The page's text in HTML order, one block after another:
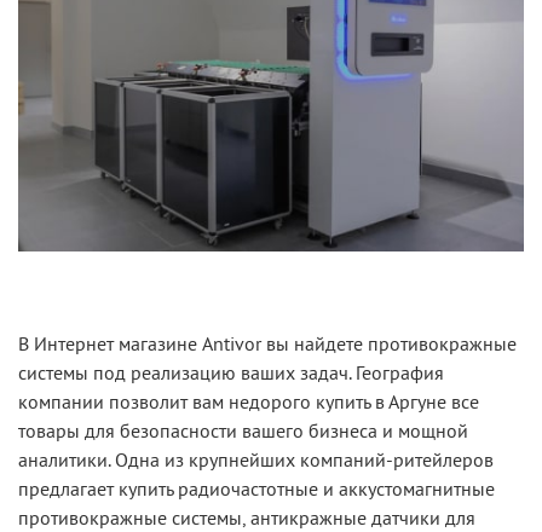
В Интернет магазине Antivor вы найдете противокражные
системы под реализацию ваших задач. География
компании позволит вам недорого купить в Аргуне все
товары для безопасности вашего бизнеса и мощной
аналитики. Одна из крупнейших компаний-ритейлеров
предлагает купить радиочастотные и аккустомагнитные
противокражные системы, антикражные датчики для